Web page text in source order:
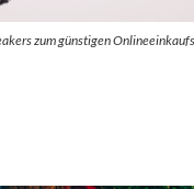
zum günstigen